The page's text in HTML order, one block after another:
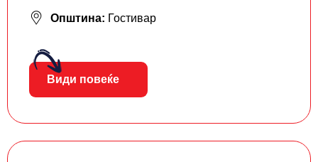
Општина: Гостивар
Види повеќе